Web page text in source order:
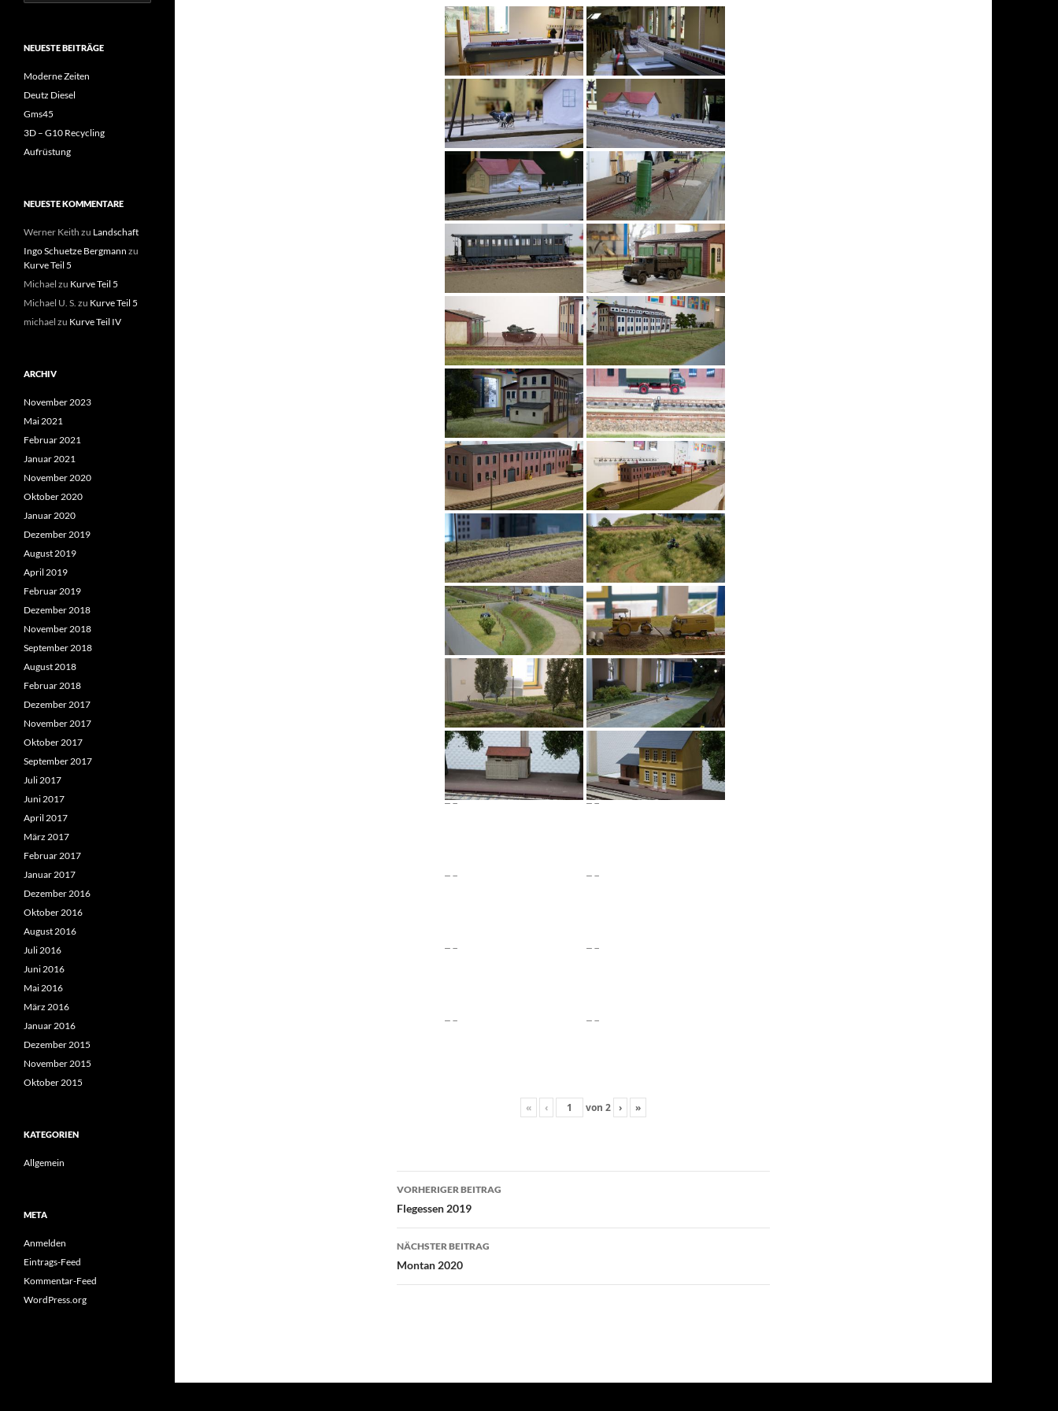
« ‹ von 2 › »
Beitragsnavigation
VORHERIGER BEITRAG
Flegessen 2019
NÄCHSTER BEITRAG
Montan 2020
nach:
NEUESTE BEITRÄGE
Moderne Zeiten
Deutz Diesel
Gms45
3D – G10 Recycling
Aufrüstung
NEUESTE KOMMENTARE
Werner Keith zu Landschaft
Ingo Schuetze Bergmann zu
Kurve Teil 5
Michael zu Kurve Teil 5
Michael U. S. zu Kurve Teil 5
michael zu Kurve Teil IV
ARCHIV
November 2023
Mai 2021
Februar 2021
Januar 2021
November 2020
Oktober 2020
Januar 2020
Dezember 2019
August 2019
April 2019
Februar 2019
Dezember 2018
November 2018
September 2018
August 2018
Februar 2018
Dezember 2017
November 2017
Oktober 2017
September 2017
Juli 2017
Juni 2017
April 2017
März 2017
Februar 2017
Januar 2017
Dezember 2016
Oktober 2016
August 2016
Juli 2016
Juni 2016
Mai 2016
März 2016
Januar 2016
Dezember 2015
November 2015
Oktober 2015
KATEGORIEN
Allgemein
META
Anmelden
Eintrags-Feed
Kommentar-Feed
WordPress.org